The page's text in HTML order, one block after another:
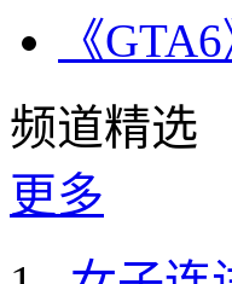
《
频道精选
更多